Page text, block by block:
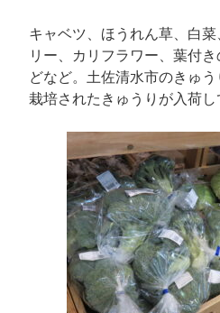
キャベツ、ほうれん草、白
リー、カリフラワー、葉付
どなど。土佐清水市のきゅ
栽培されたきゅうりが入荷